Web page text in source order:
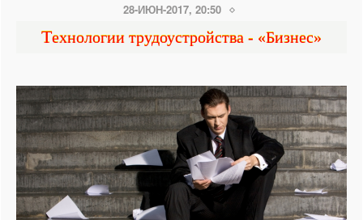
28-ИЮН-2017, 20:50
Технологии трудоустройства - «Бизнес»